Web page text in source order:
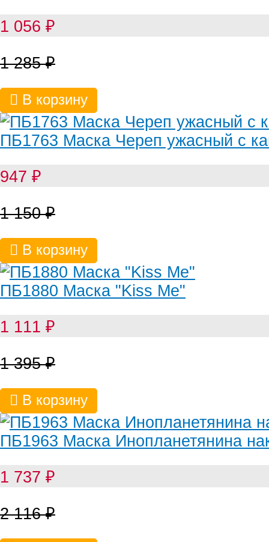
1 056 ₽
1 285₽
В корзину
ПБ1763 Маска Череп ужасный с
947 ₽
1 150₽
В корзину
ПБ1880 Маска "Kiss Me"
1 111 ₽
1 395₽
В корзину
ПБ1963 Маска Инопланетянина
1 737 ₽
2 116₽